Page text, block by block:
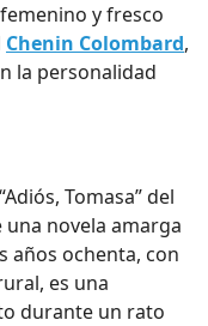
y fresco
Chenin Colombard,
la personalidad
“Adiós, Tomasa”del
novela amarga
años ochenta, con
es una
durante un rato